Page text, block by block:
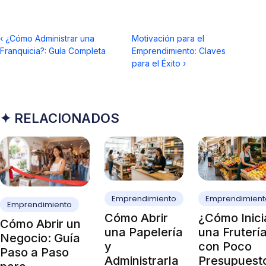
‹ ¿Cómo Administrar una
Franquicia?: Guía Completa
Motivación para el
Emprendimiento: Claves
para el Éxito ›
✦ RELACIONADOS
Emprendimiento
Cómo Abrir un
Negocio: Guía
Paso a Paso
Emprendimiento
Cómo Abrir
una Papelería
y
Administrarla
¿Cómo
una
con Poco